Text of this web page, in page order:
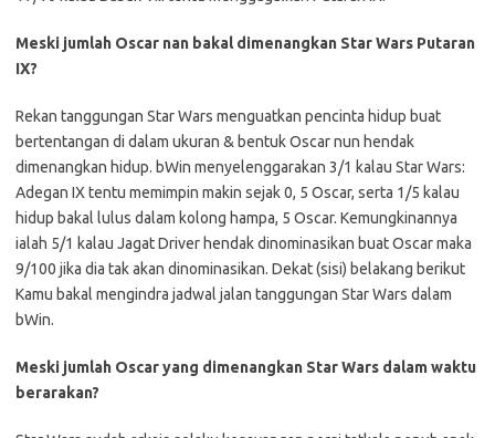
Meski jumlah Oscar nan bakal dimenangkan Star Wars Putaran
IX?
Rekan tanggungan Star Wars menguatkan pencinta hidup buat
bertentangan di dalam ukuran & bentuk Oscar nun hendak
dimenangkan hidup. bWin menyelenggarakan 3/1 kalau Star Wars:
Adegan IX tentu memimpin makin sejak 0, 5 Oscar, serta 1/5 kalau
hidup bakal lulus dalam kolong hampa, 5 Oscar. Kemungkinannya
ialah 5/1 kalau Jagat Driver hendak dinominasikan buat Oscar maka
9/100 jika dia tak akan dinominasikan. Dekat (sisi) belakang berikut
Kamu bakal mengindra jadwal jalan tanggungan Star Wars dalam
bWin.
Meski jumlah Oscar yang dimenangkan Star Wars dalam waktu
berarakan?